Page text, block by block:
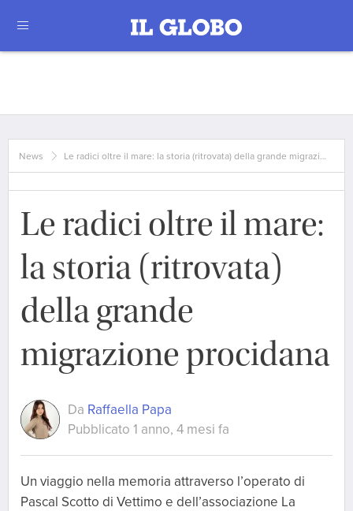
News Le radici oltre il mare: la storia (ritrovata) della grande migrazi…
Le radici oltre il mare:
la storia (ritrovata)
della grande
migrazione procidana
Da Raffaella Papa
Pubblicato 1 anno, 4 mesi fa
Un viaggio nella memoria attraverso l’operato di
Pascal Scotto di Vettimo e dell’associazione La